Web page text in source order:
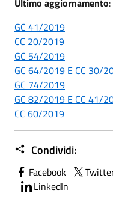
GC 41/2019
CC 20/2019
GC 54/2019
GC 64/2019 E CC 30/
GC 74/2019
GC 82/2019 E CC 41/
CC 60/2019
Condividi:
Facebook
LinkedIn